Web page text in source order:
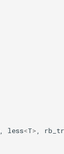
less<T>